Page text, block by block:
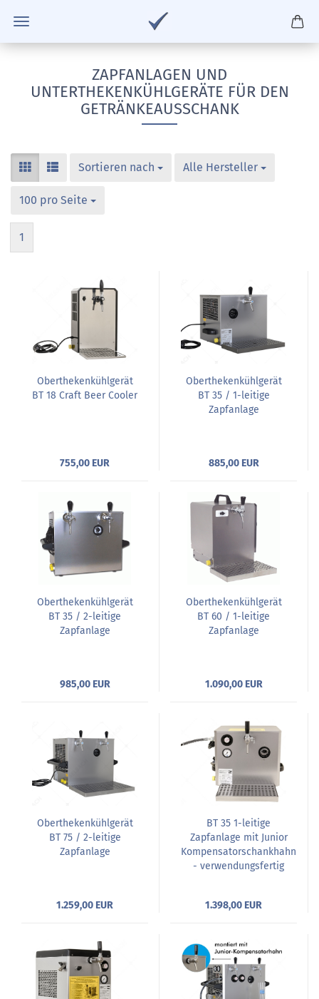
ZAPFANLAGEN UND
UNTERTHEKENKÜHLGERÄTE FÜR DEN
GETRÄNKEAUSSCHANK
Sortieren nach Alle Hersteller
100 pro Seite
1
Oberthekenkühlgerät
BT 18 Craft Beer Cooler
755,00 EUR
Oberthekenkühlgerät
BT 35 / 1-leitige
Zapfanlage
885,00 EUR
Oberthekenkühlgerät
BT 35 / 2-leitige
Zapfanlage
985,00 EUR
Oberthekenkühlgerät
BT 60 / 1-leitige
Zapfanlage
1.090,00 EUR
Oberthekenkühlgerät
BT 75 / 2-leitige
Zapfanlage
1.259,00 EUR
BT 35 1-leitige
Zapfanlage mit Junior
Kompensatorschankhahn
- verwendungsfertig
1.398,00 EUR